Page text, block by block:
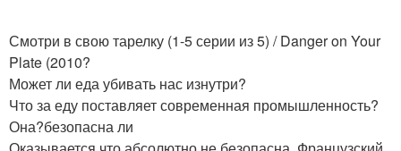
Смотри в свою тарелку (1-5 серии из 5) / Danger on Your
Plate (2010?
Может ли еда убивать нас изнутри?
Что за еду поставляет современная промышленность?
Она?безопасна ли